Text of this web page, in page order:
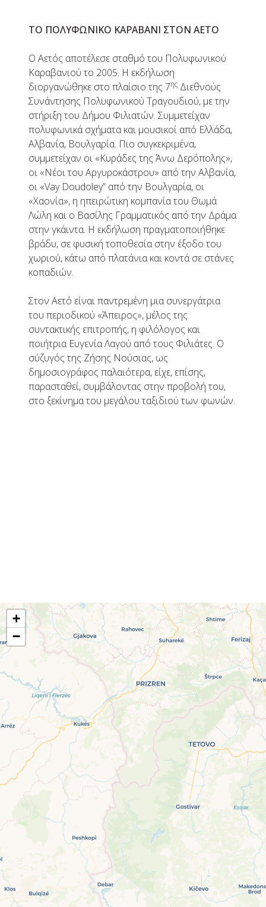
ΤΟ ΠΟΛΥΦΩΝΙΚΟ ΚΑΡΑΒΑΝΙ ΣΤΟΝ ΑΕΤΟ
O Αετός αποτέλεσε σταθμό του Πολυφωνικού
Καραβανιού το 2005. Η εκδήλωση
διοργανώθηκε στο πλαίσιο της 7ης Διεθνούς
Συνάντησης Πολυφωνικού Τραγουδιού, με την
στήριξη του Δήμου Φιλιατών. Συμμετείχαν
πολυφωνικά σχήματα και μουσικοί από Ελλάδα,
Αλβανία, Βουλγαρία. Πιο συγκεκριμένα,
συμμετείχαν οι «Κυράδες της Άνω Δερόπολης»,
οι «Νέοι του Αργυροκάστρου» από την Αλβανία,
οι «Vay Doudoley” από την Βουλγαρία, οι
«Χαονία», η ηπειρώτικη κομπανία του Θωμά
Λώλη και ο Βασίλης Γραμματικός από την Δράμα
στην γκάιντα. Η εκδήλωση πραγματοποιήθηκε
βράδυ, σε φυσική τοποθεσία στην έξοδο του
χωριού, κάτω από πλατάνια και κοντά σε στάνες
κοπαδιών.
Στον Αετό είναι παντρεμένη μια συνεργάτρια
του περιοδικού «Άπειρος», μέλος της
συντακτικής επιτροπής, η φιλόλογος και
ποιήτρια Ευγενία Λαγού από τους Φιλιάτες. Ο
σύζυγός της Ζήσης Νούσιας, ως
δημοσιογράφος παλαιότερα, είχε, επίσης,
παρασταθεί, συμβάλοντας στην προβολή του,
στο ξεκίνημα του μεγάλου ταξιδιού των φωνών.
+
−